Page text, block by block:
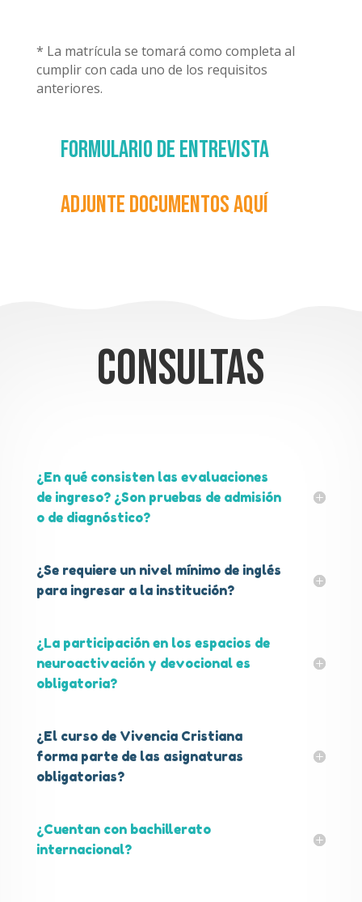
* La matrícula se tomará como completa al
cumplir con cada uno de los requisitos
anteriores.
Formulario de entrevista
Adjunte documentos aquí
Consultas
¿En qué consisten las evaluaciones
de ingreso? ¿Son pruebas de admisión
o de diagnóstico?
¿Se requiere un nivel mínimo de inglés
para ingresar a la institución?
¿La participación en los espacios de
neuroactivación y devocional es
obligatoria?
¿El curso de Vivencia Cristiana
forma parte de las asignaturas
obligatorias?
¿Cuentan con bachillerato
internacional?